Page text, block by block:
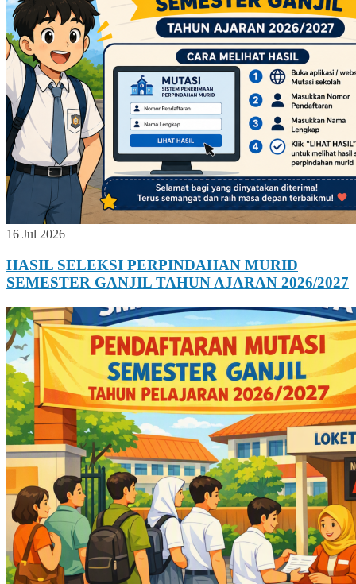
16 Jul 2026
HASIL SELEKSI PERPINDAHAN MURID
SEMESTER GANJIL TAHUN AJARAN 2026/2027